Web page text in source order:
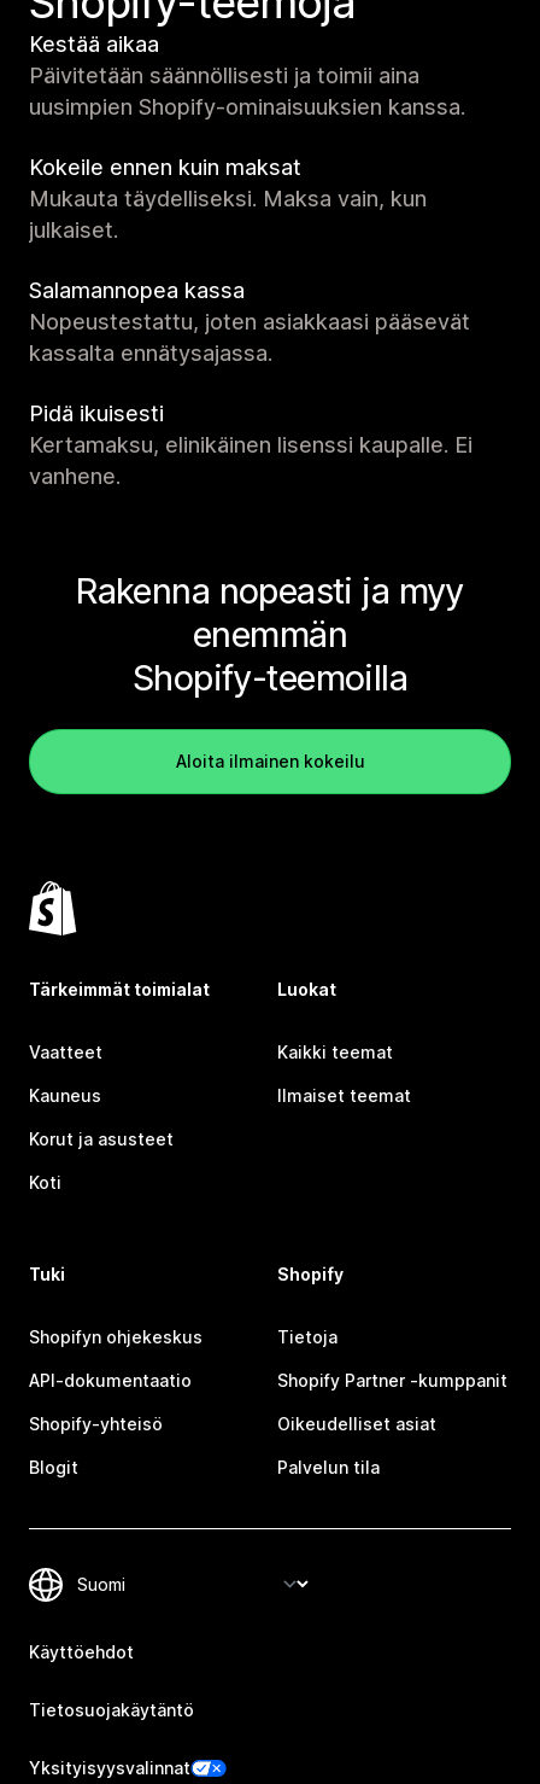
Kestää aikaa
Päivitetään säännöllisesti ja toimii aina
uusimpien Shopify-ominaisuuksien kanssa.
Kokeile ennen kuin maksat
Mukauta täydelliseksi. Maksa vain, kun
julkaiset.
Salamannopea kassa
Nopeustestattu, joten asiakkaasi pääsevät
kassalta ennätysajassa.
Pidä ikuisesti
Kertamaksu, elinikäinen lisenssi kaupalle. Ei
vanhene.
Rakenna nopeasti ja myy
enemmän
Shopify-teemoilla
Aloita ilmainen kokeilu
Tärkeimmät toimialat
Vaatteet
Kauneus
Korut ja asusteet
Koti
Luokat
Kaikki teemat
Ilmaiset teemat
Tuki
Shopifyn ohjekeskus
API-dokumentaatio
Shopify-yhteisö
Blogit
Shopify
Tietoja
Shopify Partner ‑kumppanit
Oikeudelliset asiat
Palvelun tila
Käyttöehdot
Tietosuojakäytäntö
Yksityisyysvalinnat